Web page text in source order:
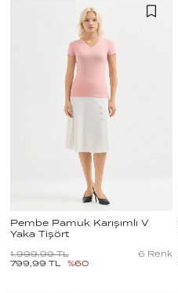
Pembe Pamuk Karışımlı V
Yaka Tişört
1.999,99 TL
799,99 TL %60
6 Renk